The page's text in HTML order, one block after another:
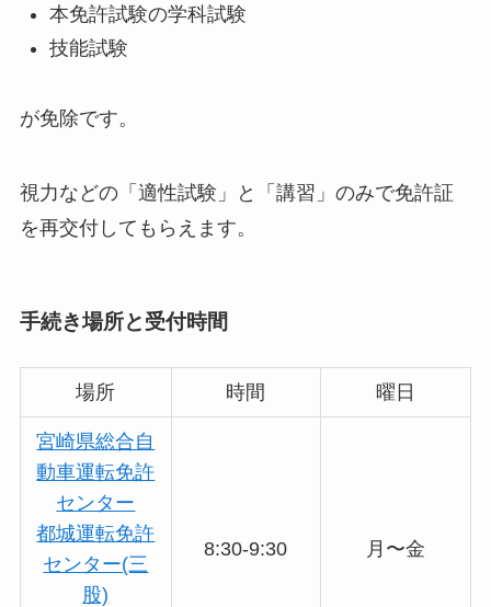
本免許試験の学科試験
技能試験
が免除です。
視力などの「適性試験」と「講習」のみで免許証
を再交付してもらえます。
手続き場所と受付時間
場所 時間 曜日
宮崎県総合自
動車運転免許
センター
都城運転免許
センター(三
股)
8:30-9:30 月〜金